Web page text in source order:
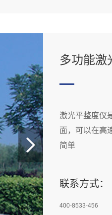
多功能激
激光平整度仪
面，可以在高
简单
联系方式：
400-8533-456